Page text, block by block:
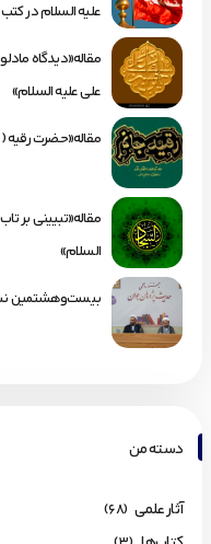
علیه السلام در
مقاله«دیدگاه
علی علیه السلام»
مقاله«حضرت رقیه
مقاله«تبیینی بر
السلام»
بیست‌وهشتمین
دسته من
آثار علمی (68)